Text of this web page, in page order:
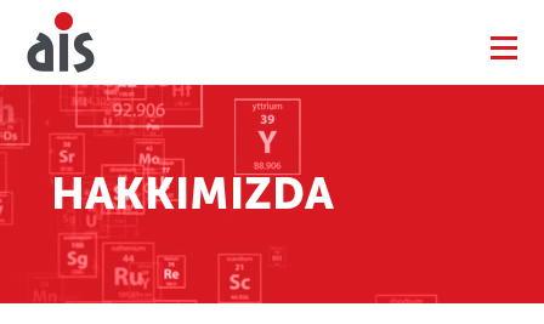
HAKKIMIZDA